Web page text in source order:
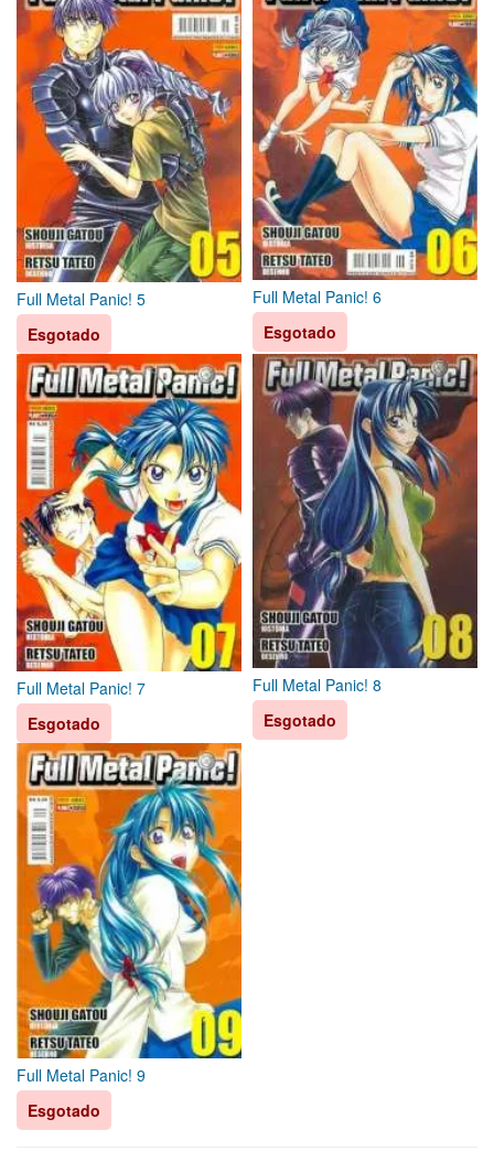
Full Metal Panic! 5
Esgotado
Full Metal Panic! 6
Esgotado
Full Metal Panic! 7
Esgotado
Full Metal Panic! 8
Esgotado
Full Metal Panic! 9
Esgotado